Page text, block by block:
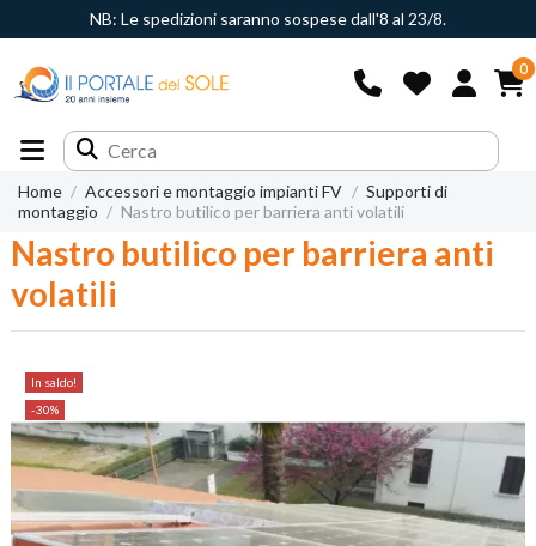
NB: Le spedizioni saranno sospese dall'8 al 23/8.
0
Home Accessori e montaggio impianti FV
Supporti di
montaggio
Nastro butilico per barriera anti volatili
Nastro butilico per barriera anti
volatili
In saldo!
-30%